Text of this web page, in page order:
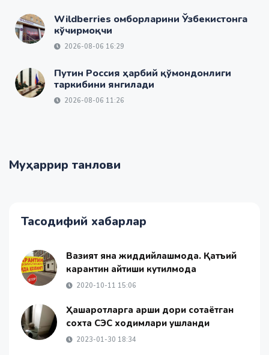
Wildberries омборларини Ўзбекистонга
кўчирмоқчи
2026-08-06 16:29
Путин Россия ҳарбий қўмондонлиги
таркибини янгилади
2026-08-06 11:26
Муҳаррир танлови
Тасодифий хабарлар
Вазият яна жиддийлашмоқда. Қатъий
карантин қайтиши кутилмоқда
2020-10-11 15:06
Ҳашаротларга қарши дори сотаётган
сохта СЭС ходимлари ушланди
2023-01-30 18:34